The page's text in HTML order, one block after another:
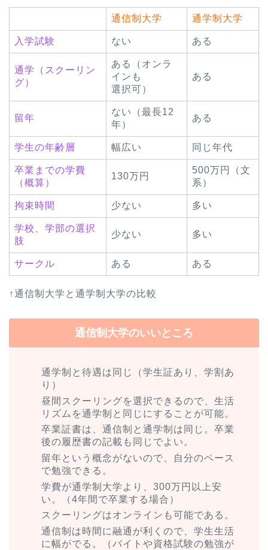
通信制大学 通学制大学
入学試験 ない ある
通学（スクーリン
グ）
ある（オンラ
インも
選択可）
ある
留年
ない（最長12
年）
ある
学生の年齢層 幅広い 同じ年代
卒業までの学費
（概算）
130万円
500万円（文
系）
拘束時間 少ない 多い
学校、学部の選択
肢
少ない 多い
サークル ある ある
↑通信制大学と通学制大学の比較
通信制大学のいいところ
通学制と待遇は同じ（学生証あり、学割あ
り）
昼間スクーリングを選択できるので、生活
リズムを通学制と同じにすることが可能。
卒業証書は、通信制と通学制は同じ。卒業
後の履歴書の記載も同じでよい。
留年という概念がないので、自分のペース
で勉強できる。
学費が通学制大学より、300万円以上安
い。（4年間で卒業する場合）
スクーリングはオンラインも可能である。
通信制は時間に融通が利くので、学生生活
に幅がでる。（バイトや資格試験の勉強が